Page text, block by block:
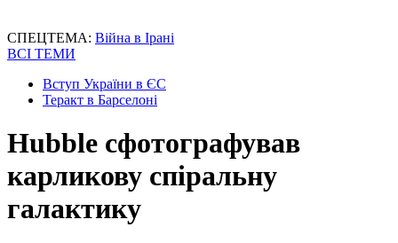
СПЕЦТЕМА: Війна в Ірані
ВСІ ТЕМИ
Вступ України в ЄС
Теракт в Барселоні
Hubble сфотографував
карликову спіральну
галактику